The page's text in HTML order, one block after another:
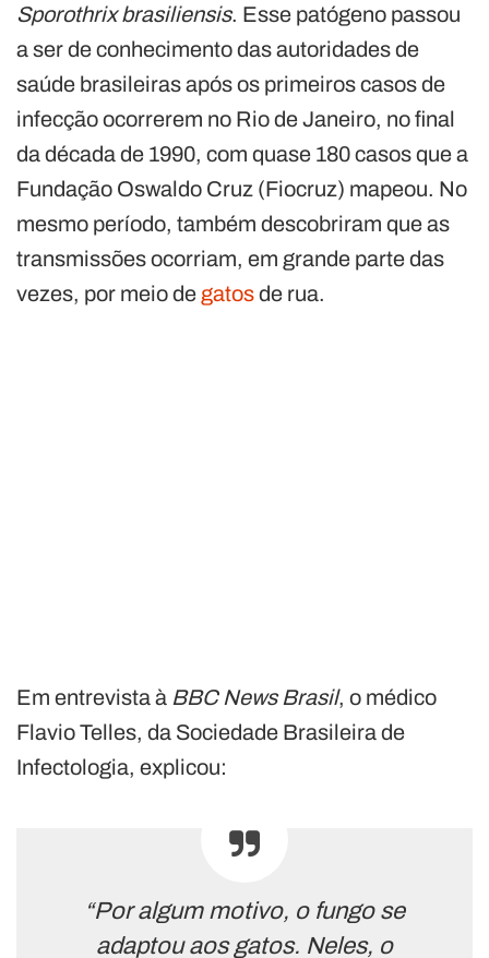
Sporothrix brasiliensis. Esse patógeno passou
a ser de conhecimento das autoridades de
saúde brasileiras após os primeiros casos de
infecção ocorrerem no Rio de Janeiro, no final
da década de 1990, com quase 180 casos que a
Fundação Oswaldo Cruz (Fiocruz) mapeou. No
mesmo período, também descobriram que as
transmissões ocorriam, em grande parte das
vezes, por meio de gatosde rua.
Em entrevista à BBC News Brasil, o médico
Flavio Telles, da Sociedade Brasileira de
Infectologia, explicou:
“Por algum motivo, o fungo se
adaptou aos gatos. Neles, o